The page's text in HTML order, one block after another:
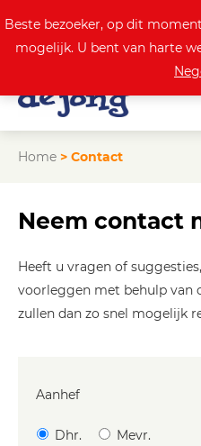
Actuele aanbod
Home > Contact
Neem contact
Heeft u vragen of
voorleggen met behulp van
zullen dan zo snel mogelijk
Aanhef
Dhr. Mevr.
Beste bezoeker, op dit
mogelijk. U bent van harte